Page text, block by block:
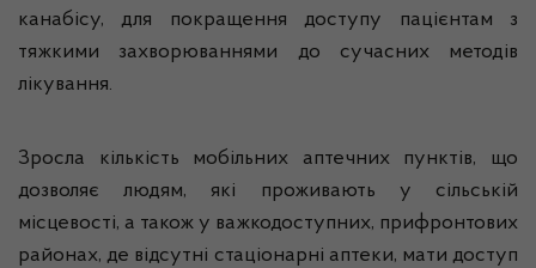
канабісу, для покращення доступу пацієнтам з
тяжкими захворюваннями до сучасних методів
лікування.
Зросла кількість мобільних аптечних пунктів, що
дозволяє людям, які проживають у сільській
місцевості, а також у важкодоступних, прифронтових
районах, де відсутні стаціонарні аптеки, мати доступ